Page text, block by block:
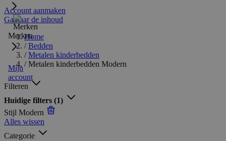
Merken
Mijn
account
Account aanmaken
Ga naar de inhoud
Home
/ Bedden
/ Metalen kinderbedden
/ Metalen kinderbedden Modern
Filteren
Huidige filters (1)
Stijl Modern
Alles wissen
Categorie